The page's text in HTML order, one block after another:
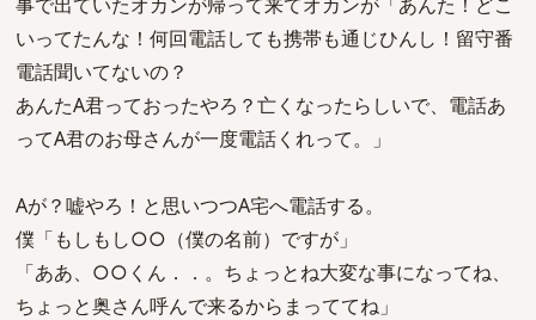
いってたんな！何回電話しても携帯も通じひんし！留守番
電話聞いてないの？
あんたA君っておったやろ？亡くなったらしいで、電話あ
ってA君のお母さんが一度電話くれって。」
Aが？嘘やろ！と思いつつA宅へ電話する。
僕「もしもし○○（僕の名前）ですが」
「ああ、○○くん．．。ちょっとね大変な事になってね、
ちょっと奥さん呼んで来るからまっててね」